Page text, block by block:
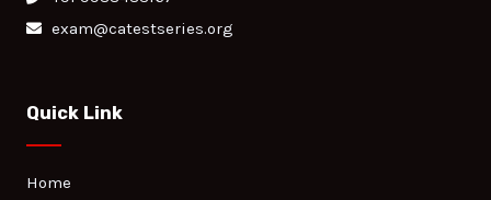
Quick Link
Home
exam@catestseries.org